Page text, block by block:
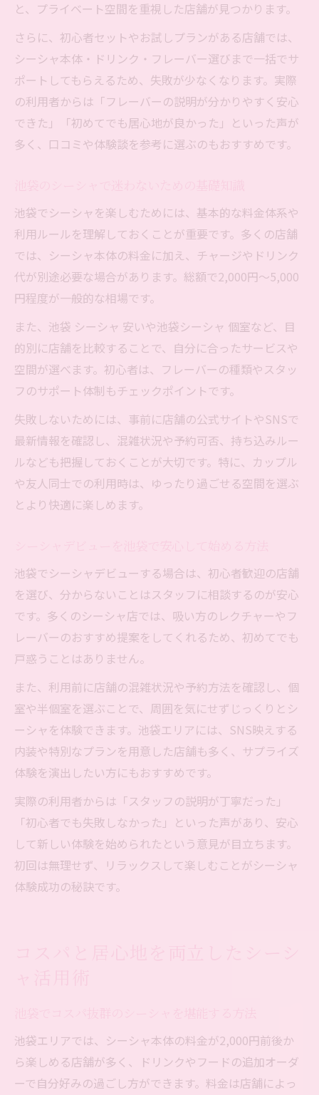
と、プライベート空間を重視した店舗が見つかります。
さらに、初心者セットやお試しプランがある店舗では、
シーシャ本体・ドリンク・フレーバー選びまで一括でサ
ポートしてもらえるため、失敗が少なくなります。実際
の利用者からは「フレーバーの説明が分かりやすく安心
できた」「初めてでも居心地が良かった」といった声が
多く、口コミや体験談を参考に選ぶのもおすすめです。
池袋でシーシャを楽しむためには、基本的な料金体系や
利用ルールを理解しておくことが重要です。多くの店舗
では、シーシャ本体の料金に加え、チャージやドリンク
代が別途必要な場合があります。総額で2,000円〜5,000
円程度が一般的な相場です。
また、池袋 シーシャ 安いや池袋シーシャ 個室など、目
的別に店舗を比較することで、自分に合ったサービスや
空間が選べます。初心者は、フレーバーの種類やスタッ
フのサポート体制もチェックポイントです。
失敗しないためには、事前に店舗の公式サイトやSNSで
最新情報を確認し、混雑状況や予約可否、持ち込みルー
ルなども把握しておくことが大切です。特に、カップル
や友人同士での利用時は、ゆったり過ごせる空間を選ぶ
とより快適に楽しめます。
池袋でシーシャデビューする場合は、初心者歓迎の店舗
を選び、分からないことはスタッフに相談するのが安心
です。多くのシーシャ店では、吸い方のレクチャーやフ
レーバーのおすすめ提案をしてくれるため、初めてでも
戸惑うことはありません。
また、利用前に店舗の混雑状況や予約方法を確認し、個
室や半個室を選ぶことで、周囲を気にせずじっくりとシ
ーシャを体験できます。池袋エリアには、SNS映えする
内装や特別なプランを用意した店舗も多く、サプライズ
体験を演出したい方にもおすすめです。
実際の利用者からは「スタッフの説明が丁寧だった」
「初心者でも失敗しなかった」といった声があり、安心
して新しい体験を始められたという意見が目立ちます。
初回は無理せず、リラックスして楽しむことがシーシャ
体験成功の秘訣です。
池袋エリアでは、シーシャ本体の料金が2,000円前後か
ら楽しめる店舗が多く、ドリンクやフードの追加オーダ
ーで自分好みの過ごし方ができます。料金は店舗によっ